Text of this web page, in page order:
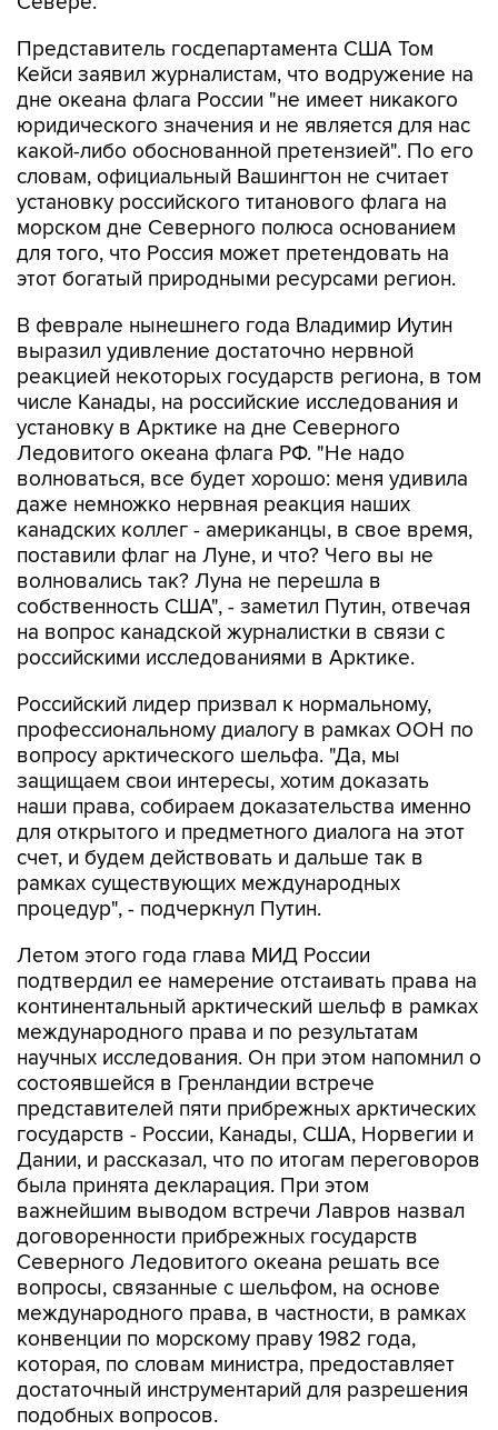
Представитель госдепартамента США Том
Кейси заявил журналистам, что водружение на
дне океана флага России "не имеет никакого
юридического значения и не является для нас
какой-либо обоснованной претензией". По его
словам, официальный Вашингтон не считает
установку российского титанового флага на
морском дне Северного полюса основанием
для того, что Россия может претендовать на
этот богатый природными ресурсами регион.
В феврале нынешнего года Владимир Иутин
выразил удивление достаточно нервной
реакцией некоторых государств региона, в том
числе Канады, на российские исследования и
установку в Арктике на дне Северного
Ледовитого океана флага РФ. "Не надо
волноваться, все будет хорошо: меня удивила
даже немножко нервная реакция наших
канадских коллег - американцы, в свое время,
поставили флаг на Луне, и что? Чего вы не
волновались так? Луна не перешла в
собственность США", - заметил Путин, отвечая
на вопрос канадской журналистки в связи с
российскими исследованиями в Арктике.
Российский лидер призвал к нормальному,
профессиональному диалогу в рамках ООН по
вопросу арктического шельфа. "Да, мы
защищаем свои интересы, хотим доказать
наши права, собираем доказательства именно
для открытого и предметного диалога на этот
счет, и будем действовать и дальше так в
рамках существующих международных
процедур", - подчеркнул Путин.
Летом этого года глава МИД России
подтвердил ее намерение отстаивать права на
континентальный арктический шельф в рамках
международного права и по результатам
научных исследования. Он при этом напомнил о
состоявшейся в Гренландии встрече
представителей пяти прибрежных арктических
государств - России, Канады, США, Норвегии и
Дании, и рассказал, что по итогам переговоров
была принята декларация. При этом
важнейшим выводом встречи Лавров назвал
договоренности прибрежных государств
Северного Ледовитого океана решать все
вопросы, связанные с шельфом, на основе
международного права, в частности, в рамках
конвенции по морскому праву 1982 года,
которая, по словам министра, предоставляет
достаточный инструментарий для разрешения
подобных вопросов.